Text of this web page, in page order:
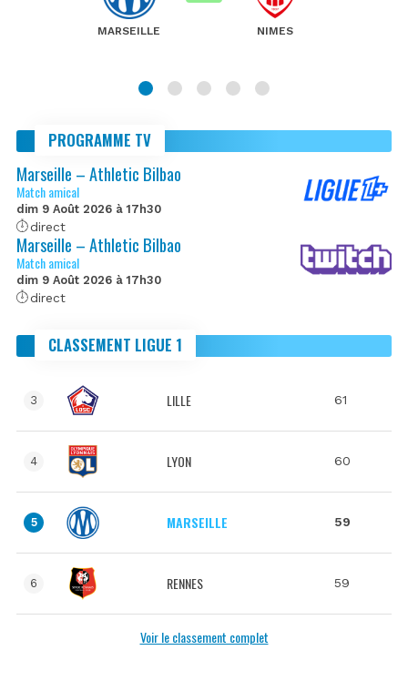
MARSEILLE NIMES
PROGRAMME TV
Marseille – Athletic Bilbao
Match amical
dim 9 Août 2026 à 17h30
direct
Marseille – Athletic Bilbao
Match amical
dim 9 Août 2026 à 17h30
direct
CLASSEMENT LIGUE 1
3 LILLE 61
4 LYON 60
5 MARSEILLE 59
6 RENNES 59
Voir le classement complet